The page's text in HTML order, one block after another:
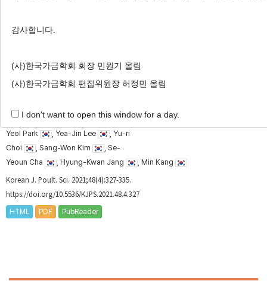
anatipestiferis Associated with
Systemic Disease in Ducks
Shang
, Jun-feng Zhang
, Jong-
Yeol Park
, Yea-Jin Lee
, Yu-ri
Choi
, Sang-Won Kim
, Se-
Yeoun Cha
, Hyung-Kwan Jang , Min Kang
Korean J. Poult. Sci. 2021;48(4):327-335.
https://doi.org/10.5536/KJPS.2021.48.4.327
HTML PDF PubReader
감사합니다.
(사)한국가금학회 회장 민원기 올림
(사)한국가금학회 편집위원장 허정민 올림
I don't want to open this window for a day.